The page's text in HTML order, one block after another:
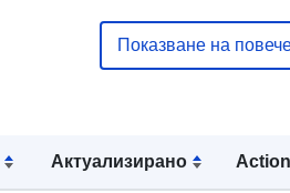
Актуализирано
Показване на